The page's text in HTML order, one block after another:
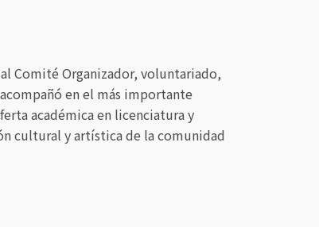
Comité Organizador, voluntariado,
en el más importante
académica en licenciatura y
cultural y artística de la comunidad